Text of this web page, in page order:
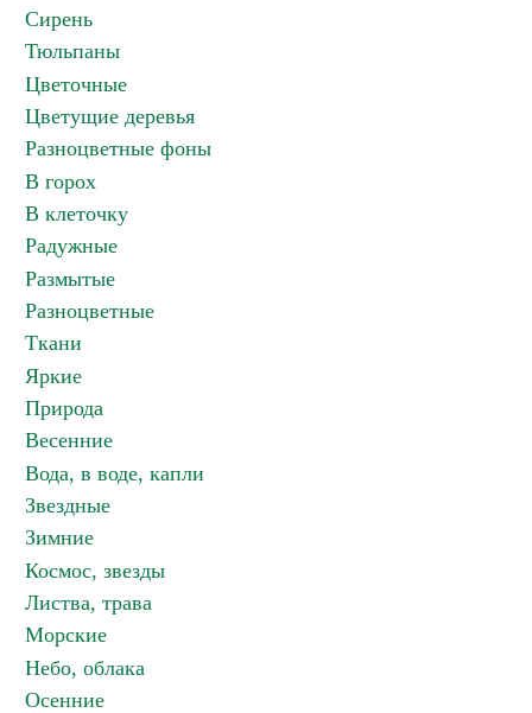
Сирень
Тюльпаны
Цветочные
Цветущие деревья
Разноцветные фоны
В горох
В клеточку
Радужные
Размытые
Разноцветные
Ткани
Яркие
Природа
Весенние
Вода, в воде, капли
Звездные
Зимние
Космос, звезды
Листва, трава
Морские
Небо, облака
Осенние